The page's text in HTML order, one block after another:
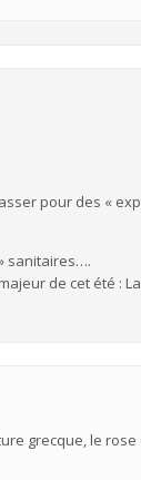
pour des «
sanitaires….
de cet été :
grecque, le